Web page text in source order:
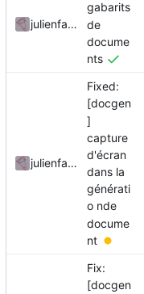
julienfastre
gabarits
de
docume
nts
julienfastre
Fixed:
[docgen
]
capture
d'écran
dans la
générati
o nde
docume
nt
Fix:
[docgen